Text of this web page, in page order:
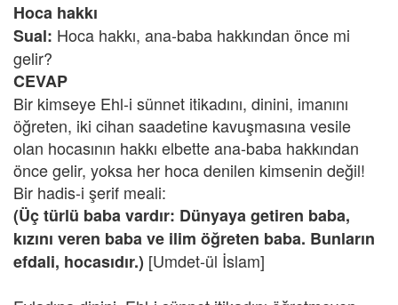
Hoca hakkı
Sual: Hoca hakkı, ana-baba hakkından önce mi
gelir?
CEVAP
Bir kimseye Ehl-i sünnet itikadını, dinini, imanını
öğreten, iki cihan saadetine kavuşmasına vesile
olan hocasının hakkı elbette ana-baba hakkından
önce gelir, yoksa her hoca denilen kimsenin değil!
Bir hadis-i şerif meali:
(Üç türlü baba vardır: Dünyaya getiren baba,
kızını veren baba ve ilim öğreten baba. Bunların
efdali, hocasıdır.) [Umdet-ül İslam]